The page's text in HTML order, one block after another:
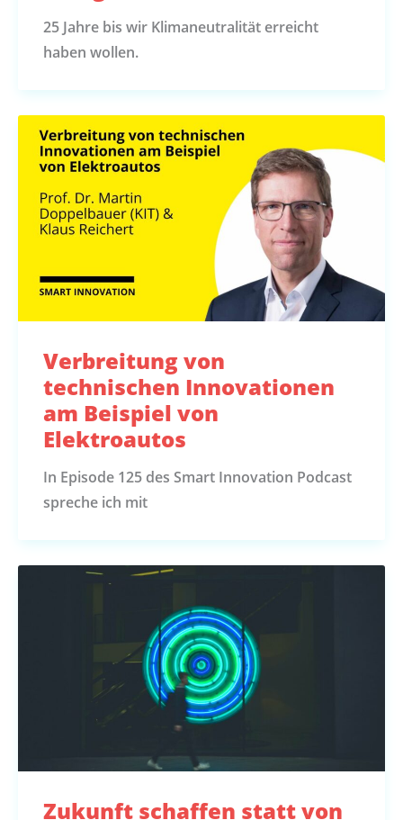
25 Jahre bis wir Klimaneutralität erreicht
haben wollen.
Verbreitung von
technischen Innovationen
am Beispiel von
Elektroautos
In Episode 125 des Smart Innovation Podcast
spreche ich mit
Zukunft schaffen statt von